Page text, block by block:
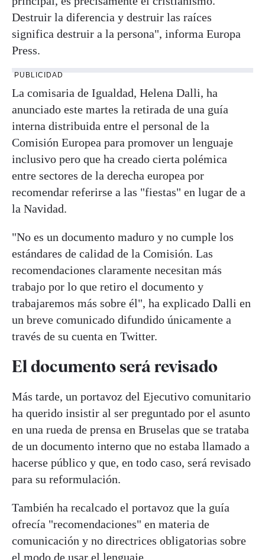
Destruir la diferencia y destruir las raíces
significa destruir a la persona", informa Europa
Press.
PUBLICIDAD
La comisaria de Igualdad, Helena Dalli, ha
anunciado este martes la retirada de una guía
interna distribuida entre el personal de la
Comisión Europea para promover un lenguaje
inclusivo pero que ha creado cierta polémica
entre sectores de la derecha europea por
recomendar referirse a las "fiestas" en lugar de a
la Navidad.
"No es un documento maduro y no cumple los
estándares de calidad de la Comisión. Las
recomendaciones claramente necesitan más
trabajo por lo que retiro el documento y
trabajaremos más sobre él", ha explicado Dalli en
un breve comunicado difundido únicamente a
través de su cuenta en Twitter.
El documento será revisado
Más tarde, un portavoz del Ejecutivo comunitario
ha querido insistir al ser preguntado por el asunto
en una rueda de prensa en Bruselas que se trataba
de un documento interno que no estaba llamado a
hacerse público y que, en todo caso, será revisado
para su reformulación.
También ha recalcado el portavoz que la guía
ofrecía "recomendaciones" en materia de
comunicación y no directrices obligatorias sobre
el modo de usar el lenguaje.